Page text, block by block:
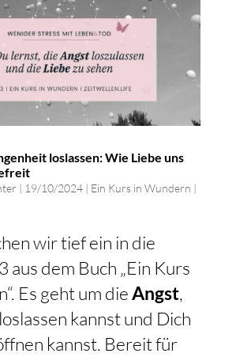
loslassen: Wie Liebe uns
| 19/10/2024| Ein Kurs in Wundern |
wir tief ein in die
aus dem Buch „Ein Kurs
Es geht um dieAngst,
kannst und Dich
kannst. Bereit für